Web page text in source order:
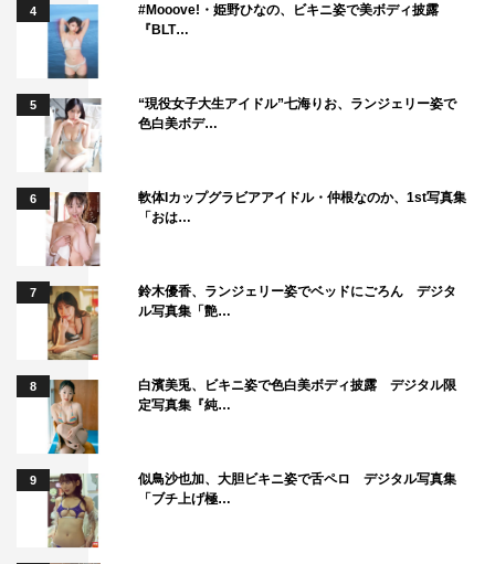
4
#Mooove!・姫野ひなの、ビキニ姿で美ボディ披露
『BLT…
5
“現役女子大生アイドル”七海りお、ランジェリー姿で
色白美ボデ…
6
軟体Iカップグラビアアイドル・仲根なのか、1st写真集
「おは…
7
鈴木優香、ランジェリー姿でベッドにごろん デジタ
ル写真集「艶…
8
白濱美兎、ビキニ姿で色白美ボディ披露 デジタル限
定写真集『純…
9
似鳥沙也加、大胆ビキニ姿で舌ペロ デジタル写真集
「ブチ上げ極…